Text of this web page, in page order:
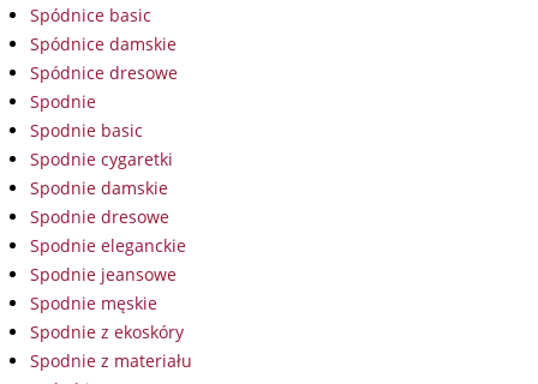
Spódnice basic
Spódnice damskie
Spódnice dresowe
Spodnie
Spodnie basic
Spodnie cygaretki
Spodnie damskie
Spodnie dresowe
Spodnie eleganckie
Spodnie jeansowe
Spodnie męskie
Spodnie z ekoskóry
Spodnie z materiału